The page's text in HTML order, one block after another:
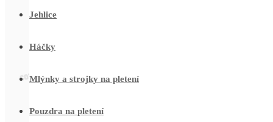
Jehlice
Háčky
Mlýnky a strojky na pletení
Pouzdra na pletení